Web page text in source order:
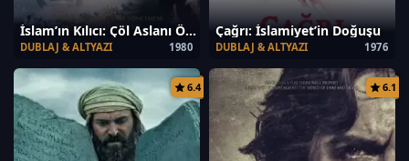
İslam’ın Kılıcı: Çöl Aslanı Ömer Muhtar
1980
DUBLAJ & ALTYAZI
Çağrı: İslamiyet’in Doğuşu
1976
DUBLAJ & ALTYAZI
6.4 6.1